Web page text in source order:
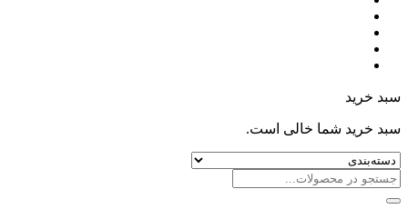
سبد خرید
سبد خرید شما خالی است.